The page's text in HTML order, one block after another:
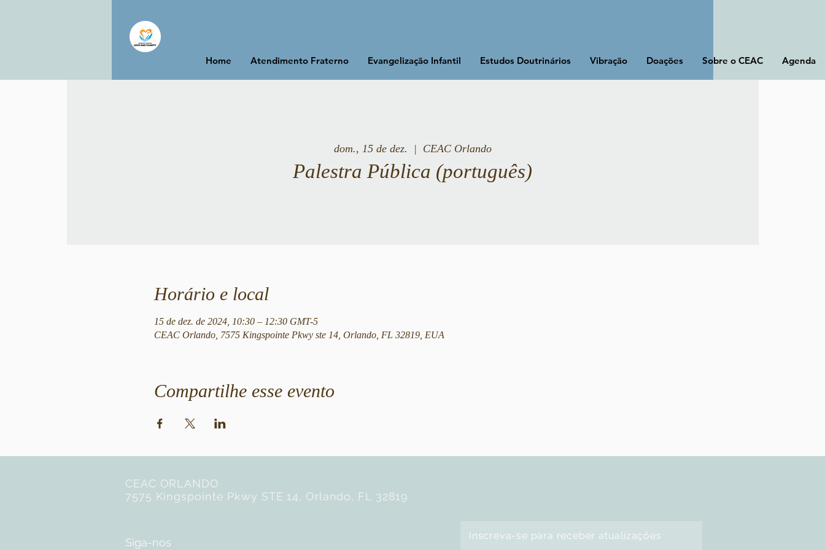
Home Atendimento Fraterno Evangelização Infantil Estudos Doutrinários Vibração Doações Sobre o CEAC Agenda
dom., 15 de dez.
  |
CEAC Orlando
Palestra Pública (português)
Horário e local
15 de dez. de 2024, 10:30 – 12:30 GMT-5
CEAC Orlando, 7575 Kingspointe Pkwy ste 14, Orlando, FL 32819, EUA
Compartilhe esse evento
CEAC ORLANDO
7575 Kingspointe Pkwy STE 14, Orlando, FL 32819
Siga-nos
Inscreva-se para receber atualizações